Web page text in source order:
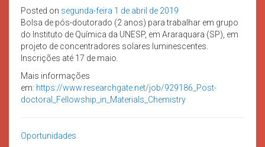
Posted on segunda-feira 1 de abril de 2019
Bolsa de pós-doutorado (2 anos) para trabalhar em grupo
do Instituto de Química da UNESP, em Araraquara (SP), em
projeto de concentradores solares luminescentes.
Inscrições até 17 de maio.
Mais informações
em: https://www.researchgate.net/job/929186_Post-
doctoral_Fellowship_in_Materials_Chemistry
Oportunidades